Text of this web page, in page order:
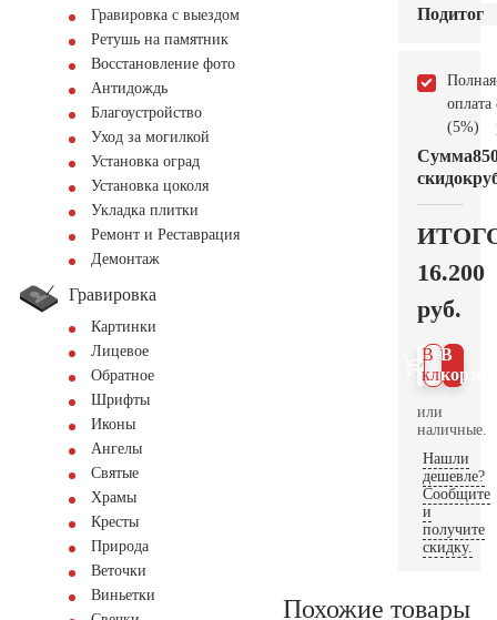
Гравировка с выездом
Ретушь на памятник
Восстановление фото
Антидождь
Благоустройство
Уход за могилкой
Установка оград
Установка цоколя
Укладка плитки
Ремонт и Реставрация
Демонтаж
Гравировка
Картинки
Лицевое
Обратное
Шрифты
Иконы
Ангелы
Святые
Храмы
Кресты
Природа
Веточки
Виньетки
Подитог
Полная
оплата
(5%)
Сумма
скидок
16.200
руб.
В
В 1
клик
или
наличные.
Нашли
дешевле?
Сообщите
и
получите
скидку.
Похожие товары